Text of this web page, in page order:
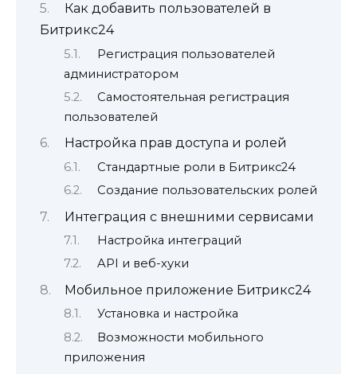
Как добавить пользователей в
Битрикс24
Регистрация пользователей
администратором
Самостоятельная регистрация
пользователей
Настройка прав доступа и ролей
Стандартные роли в Битрикс24
Создание пользовательских ролей
Интеграция с внешними сервисами
Настройка интеграций
API и веб-хуки
Мобильное приложение Битрикс24
Установка и настройка
Возможности мобильного
приложения